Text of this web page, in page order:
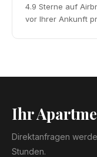
4.9 Sterne auf
vor Ihrer Ankunft
Ihr
Direktanfragen
Stunden.